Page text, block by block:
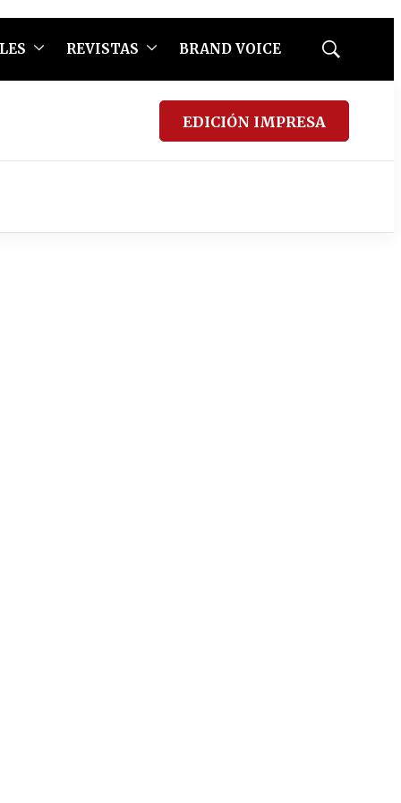
REVISTAS BRAND VOICE
Mostrar
EDICIÓN IMPRESA